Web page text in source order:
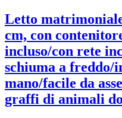
Letto
cm, con
incluso/con rete
schiuma a freddo/
mano/facile da
graffi di animali